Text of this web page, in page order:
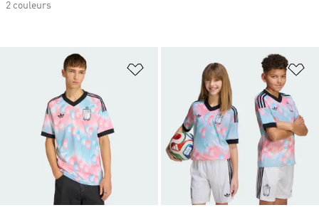
Ajouter à la Liste de produits
2 couleurs